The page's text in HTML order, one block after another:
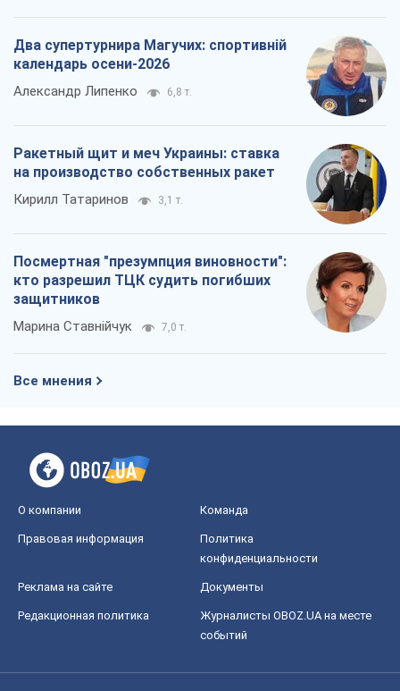
Два супертурнира Магучих: спортивній
календарь осени-2026
Александр Липенко 6,8 т.
Ракетный щит и меч Украины: ставка
на производство собственных ракет
Кирилл Татаринов 3,1 т.
Посмертная "презумпция виновности":
кто разрешил ТЦК судить погибших
защитников
Марина Ставнійчук 7,0 т.
Все мнения
О компании Команда
Правовая информация
Политика
конфиденциальности
Реклама на сайте Документы
Редакционная политика
Журналисты OBOZ.UA на месте
событий